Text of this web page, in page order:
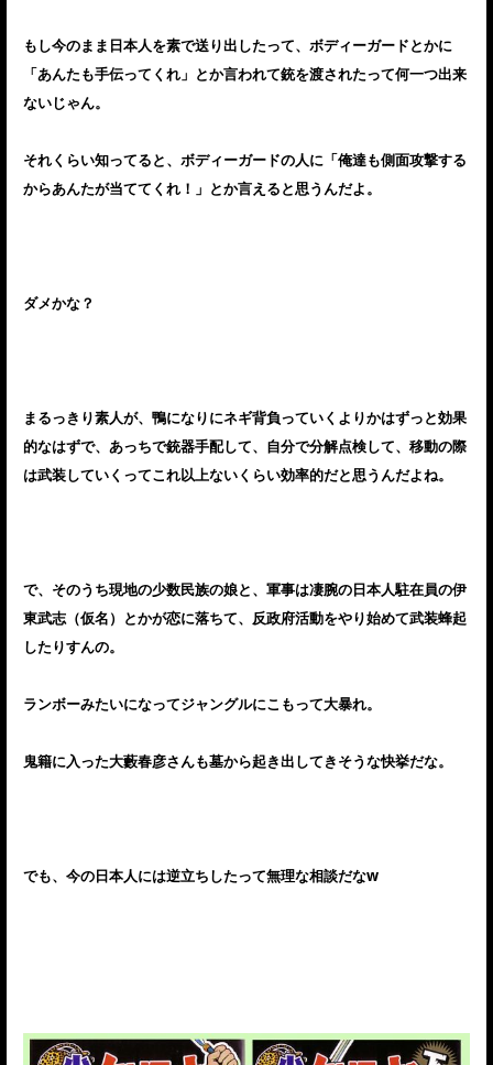
もし今のまま日本人を素で送り出したって、ボディーガードとかに
「あんたも手伝ってくれ」とか言われて銃を渡されたって何一つ出来
ないじゃん。
それくらい知ってると、ボディーガードの人に「俺達も側面攻撃する
からあんたが当ててくれ！」とか言えると思うんだよ。
ダメかな？
まるっきり素人が、鴨になりにネギ背負っていくよりかはずっと効果
的なはずで、あっちで銃器手配して、自分で分解点検して、移動の際
は武装していくってこれ以上ないくらい効率的だと思うんだよね。
で、そのうち現地の少数民族の娘と、軍事は凄腕の日本人駐在員の伊
東武志（仮名）とかが恋に落ちて、反政府活動をやり始めて武装蜂起
したりすんの。
ランボーみたいになってジャングルにこもって大暴れ。
鬼籍に入った大藪春彦さんも墓から起き出してきそうな快挙だな。
でも、今の日本人には逆立ちしたって無理な相談だなw